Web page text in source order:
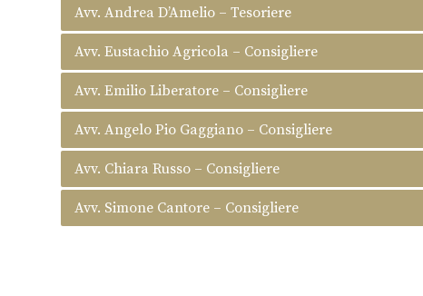
Avv. Andrea D’Amelio – Tesoriere
Avv. Eustachio Agricola – Consigliere
Avv. Emilio Liberatore – Consigliere
Avv. Angelo Pio Gaggiano – Consigliere
Avv. Chiara Russo – Consigliere
Avv. Simone Cantore – Consigliere